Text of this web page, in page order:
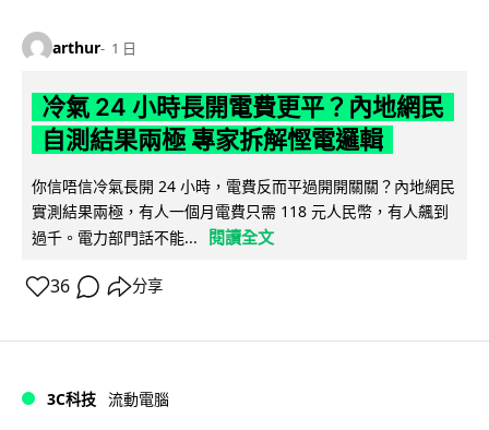
arthur 1 日
冷氣 24 小時長開電費更平？內地網民
自測結果兩極 專家拆解慳電邏輯
你信唔信冷氣長開 24 小時，電費反而平過開開關關？內地網民
實測結果兩極，有人一個月電費只需 118 元人民幣，有人飆到
過千。電力部門話不能...
閱讀全文
36 分享
3C科技 流動電腦